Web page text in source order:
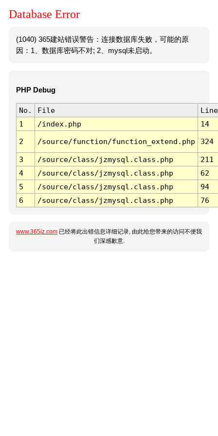
Database Error
(1040) 365建站错误警告：连接数据库失败，可能的原
因：1、数据库密码不对; 2、mysql未启动。
PHP Debug
No. File
Line
1
/index.php 14
2 /source/function/function_extend.php 324
3 /source/class/jzmysql.class.php
211
4
/source/class/jzmysql.class.php
62
5
/source/class/jzmysql.class.php
94
6
/source/class/jzmysql.class.php 76
www.365jz.com 已经将此出错信息详细记录, 由此给您带来的访问不便我
们深感歉意.